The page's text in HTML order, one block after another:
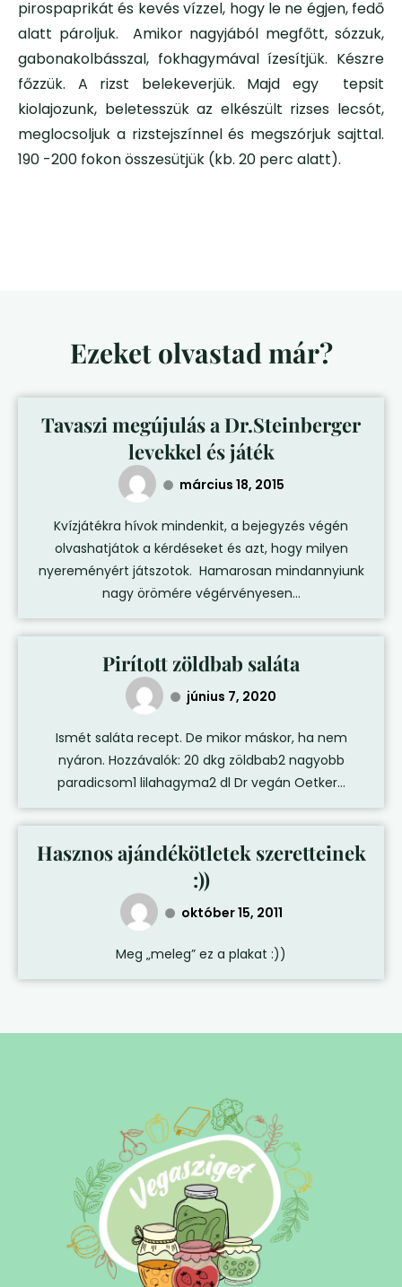
pirospaprikát és kevés vízzel, hogy le ne égjen, fedő
alatt pároljuk. Amikor nagyjából megfőtt, sózzuk,
gabonakolbásszal, fokhagymával ízesítjük. Készre
főzzük. A rizst belekeverjük. Majd egy tepsit
kiolajozunk, beletesszük az elkészült rizses lecsót,
meglocsoljuk a rizstejszínnel és megszórjuk sajttal.
190 -200 fokon összesütjük (kb. 20 perc alatt).
Ezeket olvastad már?
Tavaszi megújulás a Dr.Steinberger
levekkel és játék
március 18, 2015
Kvízjátékra hívok mindenkit, a bejegyzés végén
olvashatjátok a kérdéseket és azt, hogy milyen
nyereményért játszotok. Hamarosan mindannyiunk
nagy örömére végérvényesen...
Pirított zöldbab saláta
június 7, 2020
Ismét saláta recept. De mikor máskor, ha nem
nyáron. Hozzávalók: 20 dkg zöldbab2 nagyobb
paradicsom1 lilahagyma2 dl Dr vegán Oetker...
Hasznos ajándékötletek szeretteinek
:))
október 15, 2011
Meg „meleg” ez a plakat :))